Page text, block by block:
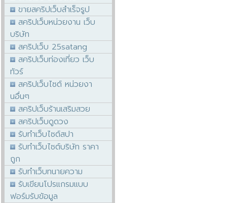
ขายสคริปเว็บสำเร็จรูป
สคริปเว็บหน่วยงาน เว็บ
บริษัท
สคริปเว็บ 25satang
สคริปเว็บท่องเที่ยว เว็บ
ทัวร์
สคริปเว็บไซต์ หน่วยงา
นอื่นๆ
สคริปเว็บร้านเสริมสวย
สคริปเว็บดูดวง
รับทำเว็บไซต์สปา
รับทำเว็บไซต์บริษัท ราคา
ถูก
รับทำเว็บทนายความ
รับเขียนโปรแกรมแบบ
ฟอร์มรับข้อมูล